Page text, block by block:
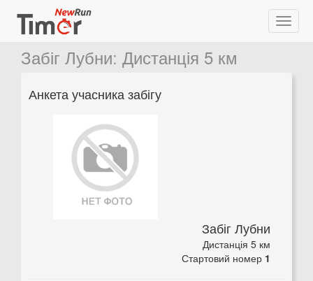
Забіг Лубни: Дистанція 5 км
Анкета учасника забігу
Забіг Лубни
Дистанція 5 км
Стартовий номер 1